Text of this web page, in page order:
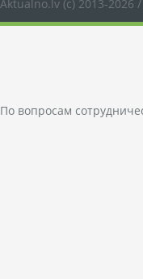
Aktualno.lv (c) 2013-2026 /
По вопросам